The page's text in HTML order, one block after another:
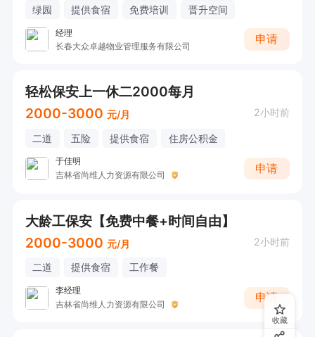
绿园 提供食宿 免费培训 晋升空间
经理
长春大众卓越物业管理服务有限公司
申请
轻松保安上一休二2000每月
2000-3000 元/月 2小时前
二道 五险 提供食宿 住房公积金
于佳明
吉林省尚维人力资源有限公司
申请
大龄工保安【免费中餐+时间自由】
2000-3000 元/月 2小时前
二道 提供食宿 工作餐
李经理
吉林省尚维人力资源有限公司
申请
收藏